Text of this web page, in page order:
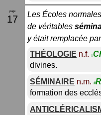
17
Les Écoles
de véritables
y était remplacée
THÉOLOGIE n.f. #
divines.
SÉMINAIRE n.m. #
formation des